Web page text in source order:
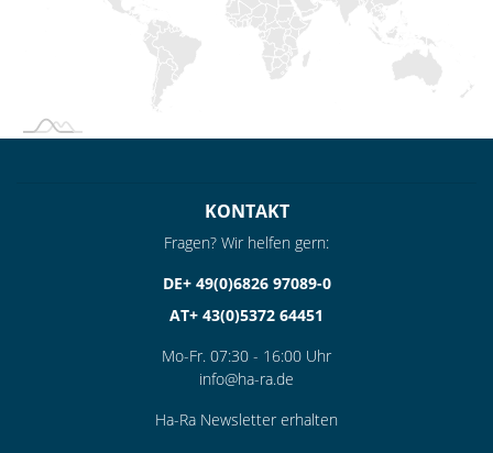
KONTAKT
Fragen? Wir helfen gern:
DE+ 49(0)6826 97089-0
AT+ 43(0)5372 64451
Mo-Fr. 07:30 - 16:00 Uhr
info@ha-ra.de
Ha-Ra Newsletter erhalten